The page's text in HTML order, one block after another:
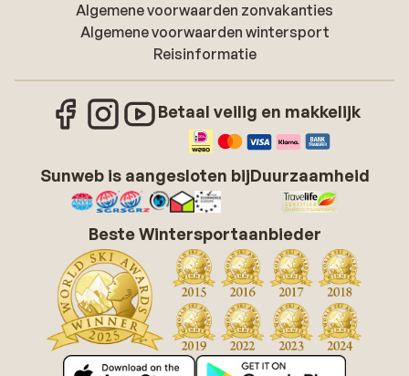
Algemene voorwaarden zonvakanties
Algemene voorwaarden wintersport
Reisinformatie
Betaal veilig en makkelijk
Sunweb is aangesloten bijDuurzaamheid
Beste Wintersportaanbieder